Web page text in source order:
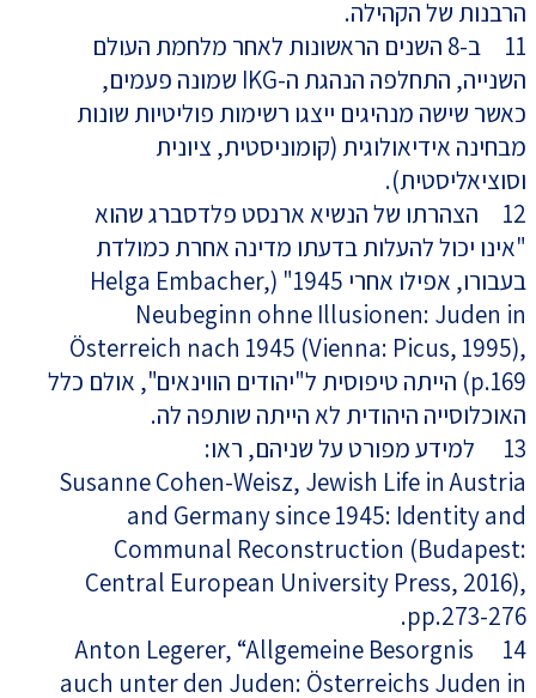
הרבנות של הקהילה.
11 ב-8 השנים הראשונות לאחר מלחמת העולם
השנייה, התחלפה הנהגת ה-IKG שמונה פעמים,
כאשר שישה מנהיגים ייצגו רשימות פוליטיות שונות
מבחינה אידיאולוגית (קומוניסטית, ציונית
וסוציאליסטית).
12 הצהרתו של הנשיא ארנסט פלדסברג שהוא
"אינו יכול להעלות בדעתו מדינה אחרת כמולדת
בעבורו, אפילו אחרי 1945" (Helga Embacher,
Neubeginn ohne Illusionen: Juden in
Österreich nach 1945 (Vienna: Picus, 1995),
p.169) הייתה טיפוסית ל"יהודים הווינאים", אולם כלל
האוכלוסייה היהודית לא הייתה שותפה לה.
13 למידע מפורט על שניהם, ראו:
Susanne Cohen-Weisz, Jewish Life in Austria
and Germany since 1945: Identity and
Communal Reconstruction (Budapest:
Central European University Press, 2016),
pp.273-276.
14 Anton Legerer, “Allgemeine Besorgnis
auch unter den Juden: Österreichs Juden in